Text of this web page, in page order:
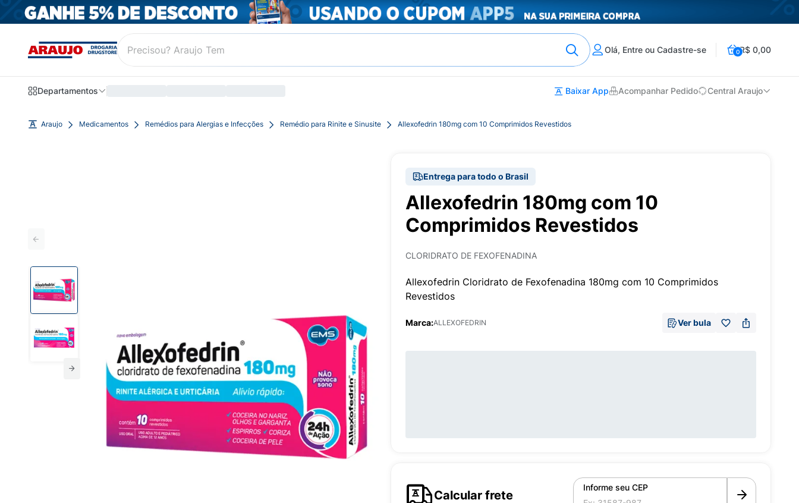
Olá, Entre ou Cadastre-se 0R$ 0,00
Departamentos Baixar App Acompanhar Pedido Central Araujo
Araujo Medicamentos Remédios para Alergias e Infecções Remédio para Rinite e Sinusite Allexofedrin 180mg com 10 Comprimidos Revestidos
Entrega para todo o Brasil
Allexofedrin 180mg com 10
Comprimidos Revestidos
CLORIDRATO DE FEXOFENADINA
Allexofedrin Cloridrato de Fexofenadina 180mg com 10 Comprimidos
Revestidos
Marca:ALLEXOFEDRIN Ver bula
Calcular frete
Informe seu CEP